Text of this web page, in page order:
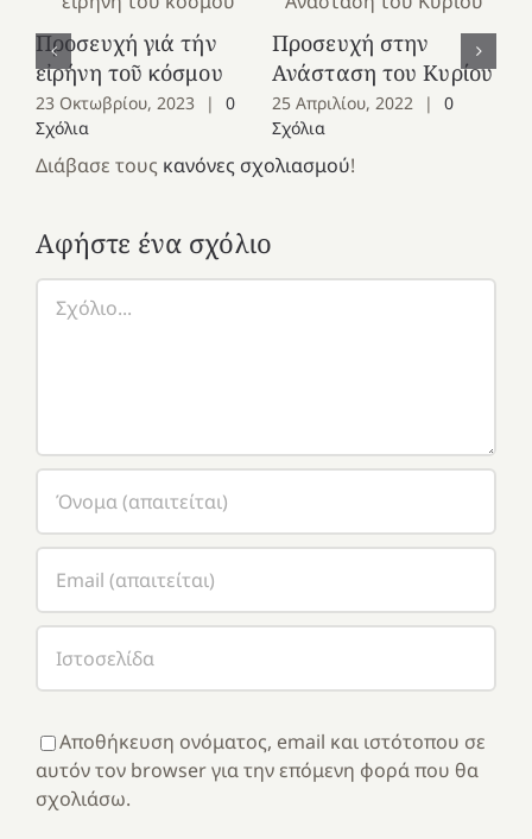
Προσευχή γιά τήν
εἰρήνη τοῦ κόσμου
23 Οκτωβρίου, 2023 |
0
Σχόλια
Προσευχή στην
Ανάσταση του Κυρίου
25 Απριλίου, 2022 |
0
Σχόλια
Διάβασε τους κανόνες σχολιασμού!
Αφήστε ένα σχόλιο
Αποθήκευση ονόματος, email και ιστότοπου σε
αυτόν τον browser για την επόμενη φορά που θα
σχολιάσω.